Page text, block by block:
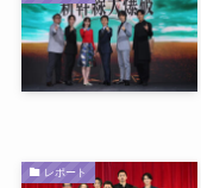
レポート